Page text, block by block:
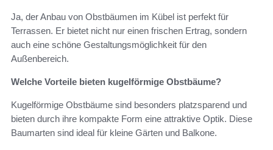
Ja, der Anbau von Obstbäumen im Kübel ist perfekt für
Terrassen. Er bietet nicht nur einen frischen Ertrag, sondern
auch eine schöne Gestaltungsmöglichkeit für den
Außenbereich.
Welche Vorteile bieten kugelförmige Obstbäume?
Kugelförmige Obstbäume sind besonders platzsparend und
bieten durch ihre kompakte Form eine attraktive Optik. Diese
Baumarten sind ideal für kleine Gärten und Balkone.